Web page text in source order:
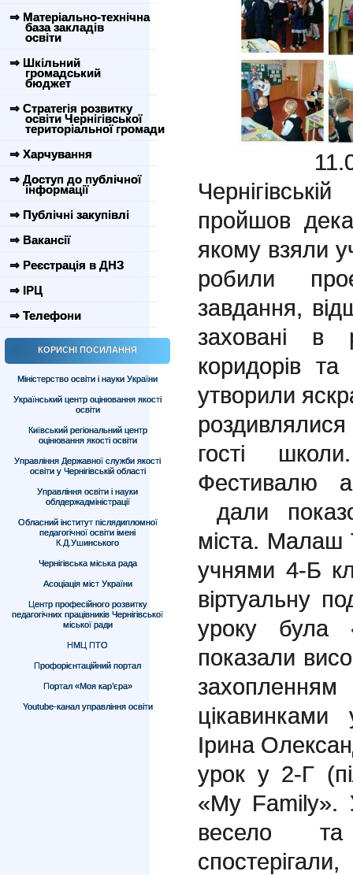
⇒ Матеріально-технічна
база закладів
освіти
⇒ Шкільний
громадський
бюджет
⇒ Стратегія розвитку
освіти Чернігівської
територіальної громади
⇒ Харчування
⇒ Доступ до публічної
інформації
⇒ Публічні закупівлі
⇒ Вакансії
⇒ Реєстрація в ДНЗ
⇒ ІРЦ
⇒ Телефони
КОРИСНІ ПОСИЛАННЯ
Міністерство освіти і науки України
Український центр оцінювання якості
освіти
Київський регіональний центр
оцінювання якості освіти
Управління Державної служби якості
освіти у Чернігівській області
Управління освіти і науки
облдержадміністрації
Обласний інститут післядипломної
педагогічної освіти імені
К.Д.Ушинського
Чернігівська міська рада
Асоціація міст України
Центр професійного розвитку
педагогічних працівників Чернігівської
міської ради
НМЦ ПТО
Профорієнтаційний портал
Портал «Моя кар’єра»
Youtube-канал управління освіти
11.02.19
пройшов
якому взяли
робили
завдання,
заховані в
коридорів
утворили
гості
Фестивалю
дали
міста. Малаш
учнями 4-Б
віртуальну
уроку була
показали
захопленням
Ірина
урок у 2-Г
«My Family».
весело та